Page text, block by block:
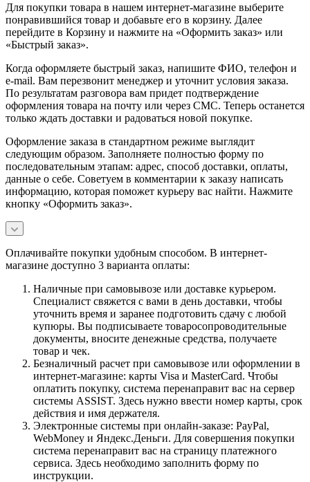
Для покупки товара в нашем интернет-магазине выберите
понравившийся товар и добавьте его в корзину. Далее
перейдите в Корзину и нажмите на «Оформить заказ» или
«Быстрый заказ».
Когда оформляете быстрый заказ, напишите ФИО, телефон и
e-mail. Вам перезвонит менеджер и уточнит условия заказа.
По результатам разговора вам придет подтверждение
оформления товара на почту или через СМС. Теперь останется
только ждать доставки и радоваться новой покупке.
Оформление заказа в стандартном режиме выглядит
следующим образом. Заполняете полностью форму по
последовательным этапам: адрес, способ доставки, оплаты,
данные о себе. Советуем в комментарии к заказу написать
информацию, которая поможет курьеру вас найти. Нажмите
кнопку «Оформить заказ».
Оплачивайте покупки удобным способом. В интернет-
магазине доступно 3 варианта оплаты:
Наличные при самовывозе или доставке курьером.
Специалист свяжется с вами в день доставки, чтобы
уточнить время и заранее подготовить сдачу с любой
купюры. Вы подписываете товаросопроводительные
документы, вносите денежные средства, получаете
товар и чек.
Безналичный расчет при самовывозе или оформлении в
интернет-магазине: карты Visa и MasterCard. Чтобы
оплатить покупку, система перенаправит вас на сервер
системы ASSIST. Здесь нужно ввести номер карты, срок
действия и имя держателя.
Электронные системы при онлайн-заказе: PayPal,
WebMoney и Яндекс.Деньги. Для совершения покупки
система перенаправит вас на страницу платежного
сервиса. Здесь необходимо заполнить форму по
инструкции.